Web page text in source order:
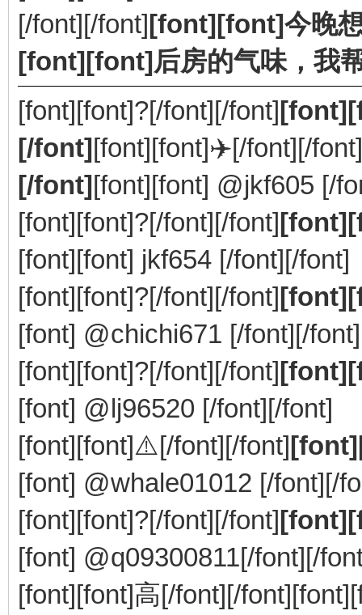
[/font][/font][font][font]今晚
[font][font]后房的气味，我
[font][font]?[/font][/font]
[/font][font][font]✈️[/font][/font]
[/font][font][font] @jkf605 [/
[font][font]?[/font][/font]
[font][font] jkf654 [/font][/font]
[font][font]?[/font][/font]
[font] @chichi671 [/font][/font]
[font][font]?[/font][/font]
[font] @lj96520 [/font][/font]
[font][font]⚠️[/font][/font]
[font] @whale01012 [/font][/
[font][font]?[/font][/font]
[font] @q09300811[/font][/
[font][font]​高[/font][/